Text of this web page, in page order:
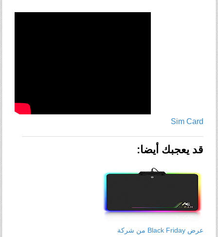
Sim Card
قد يعجبك أيضا:
عرض Black Friday من شركة